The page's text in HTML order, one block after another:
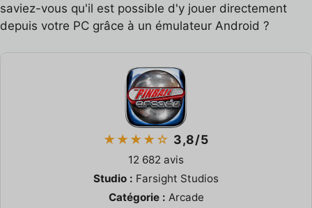
saviez-vous qu'il est possible d'y jouer directement
depuis votre PC grâce à un émulateur Android ?
★★★★☆ 3,8/5
12 682 avis
Studio : Farsight Studios
Catégorie : Arcade